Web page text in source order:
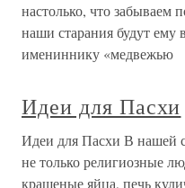
настолько, что забываем
наши старания будут ему
имениннику «медвежью
Идеи для Пасхи
Идеи для Пасхи В нашей
не только религиозные
крашеные яйца, печь